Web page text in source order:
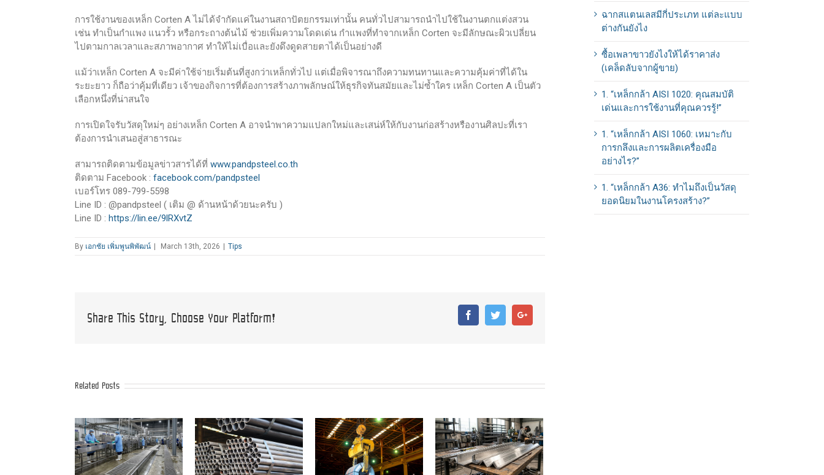
การใช้งานของเหล็ก Corten A ไม่ได้จำกัดแค่ในงานสถาปัตยกรรมเท่านั้น คนทั่วไปสามารถนำไปใช้ในงานตกแต่งสวน
เช่น ทำเป็นกำแพง แนวรั้ว หรือกระถางต้นไม้ ช่วยเพิ่มความโดดเด่น กำแพงที่ทำจากเหล็ก Corten จะมีลักษณะผิวเปลี่ยน
ไปตามกาลเวลาและสภาพอากาศ ทำให้ไม่เบื่อและยังดึงดูดสายตาได้เป็นอย่างดี
แม้ว่าเหล็ก Corten A จะมีค่าใช้จ่ายเริ่มต้นที่สูงกว่าเหล็กทั่วไป แต่เมื่อพิจารณาถึงความทนทานและความคุ้มค่าที่ได้ใน
ระยะยาว ก็ถือว่าคุ้มที่เดียว เจ้าของกิจการที่ต้องการสร้างภาพลักษณ์ให้ธุรกิจทันสมัยและไม่ซ้ำใคร เหล็ก Corten A เป็นตัว
เลือกหนึ่งที่น่าสนใจ
การเปิดใจรับวัสดุใหม่ๆ อย่างเหล็ก Corten A อาจนำพาความแปลกใหม่และเสน่ห์ให้กับงานก่อสร้างหรืองานศิลปะที่เรา
ต้องการนำเสนอสู่สาธารณะ
สามารถติดตามข้อมูลข่าวสารได้ที่ www.pandpsteel.co.th
ติดตาม Facebook : facebook.com/pandpsteel
เบอร์โทร 089-799-5598
Line ID : @pandpsteel ( เติม @ ด้านหน้าด้วยนะครับ )
Line ID : https://lin.ee/9lRXvtZ
By เอกชัย เพิ่มพูนพิพัฒน์ | March 13th, 2026 | Tips
Share This Story, Choose Your Platform! FacebookTwitterGoogle+
Related Posts
ฉากสแตนเลสมีกี่ประเภท แต่ละแบบ
ต่างกันยังไง
ซื้อเพลาขาวยังไงให้ได้ราคาส่ง
(เคล็ดลับจากผู้ขาย)
1. “เหล็กกล้า AISI 1020: คุณสมบัติ
เด่นและการใช้งานที่คุณควรรู้!”
1. “เหล็กกล้า AISI 1060: เหมาะกับ
การกลึงและการผลิตเครื่องมือ
อย่างไร?”
1. “เหล็กกล้า A36: ทำไมถึงเป็นวัสดุ
ยอดนิยมในงานโครงสร้าง?”